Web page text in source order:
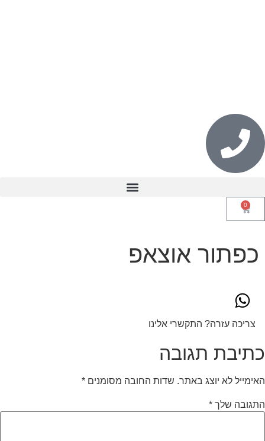
0
כפתור אוצאפ
צריכה עזרה? התקשרי אלינו
כתיבת תגובה
האימייל לא יוצג באתר. שדות החובה מסומנים *
התגובה שלך *